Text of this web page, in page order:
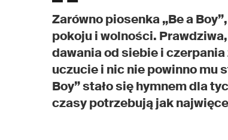
Zarówno piosenka „Be a
pokoju i wolności.
dawania od siebie i
uczucie i nic nie powinno mu
Boy” stało się hymnem dla
czasy potrzebują jak